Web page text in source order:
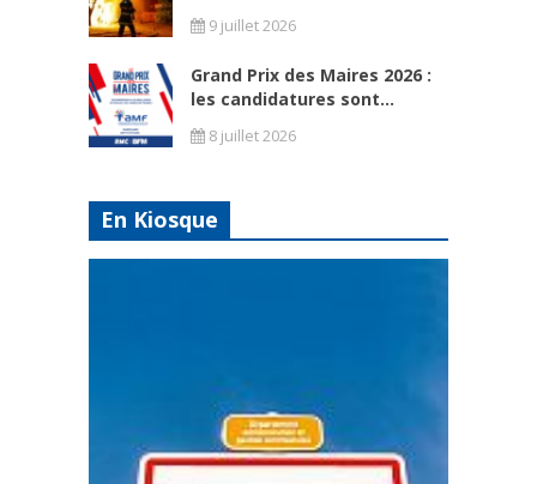
9 juillet 2026
Grand Prix des Maires 2026 :
les candidatures sont...
8 juillet 2026
En Kiosque